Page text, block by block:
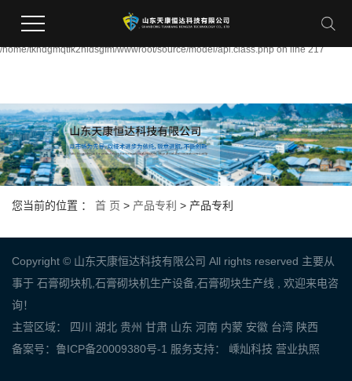
file_put_contents(/home/tkhdgmqtfk2hidsgfm/wwwroot/source/cache/
/home/tkhdgmqtfk2hidsgfm/wwwroot/source/model/api.class.php on line 217
您当前的位置 ： 首 页 > 产品专利 > 产品专利
Copyright © 山东天康恒达科技有限公司 All rights reserved 主要从
事于 石膏砌块机 石膏砌块机生产设备 石膏砌块生产线 , 欢迎来电咨
询！
主营区域：
四川 湖北 贵州 甘肃 山东 河南 内蒙 安徽 台湾 陕西
备案号： 鲁ICP备20009380号-1 服务支持： 嵊灿科技 营业执照